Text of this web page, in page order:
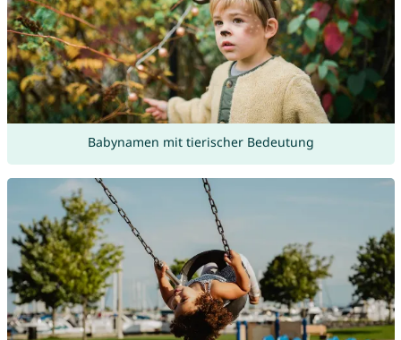
Babynamen mit tierischer Bedeutung